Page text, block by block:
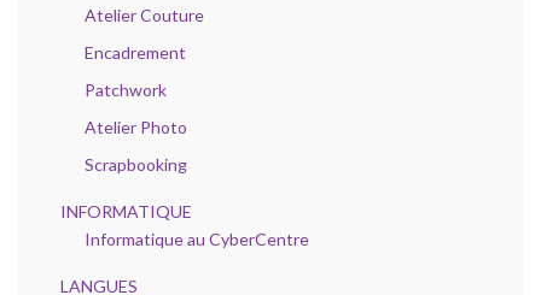
Atelier Couture
Encadrement
Patchwork
Atelier Photo
Scrapbooking
INFORMATIQUE
Informatique au CyberCentre
LANGUES